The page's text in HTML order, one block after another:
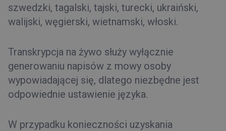
szwedzki, tagalski, tajski, turecki, ukraiński,
walijski, węgierski, wietnamski, włoski.
Transkrypcja na żywo służy wyłącznie
generowaniu napisów z mowy osoby
wypowiadającej się, dlatego niezbędne jest
odpowiednie ustawienie języka.
W przypadku konieczności uzyskania